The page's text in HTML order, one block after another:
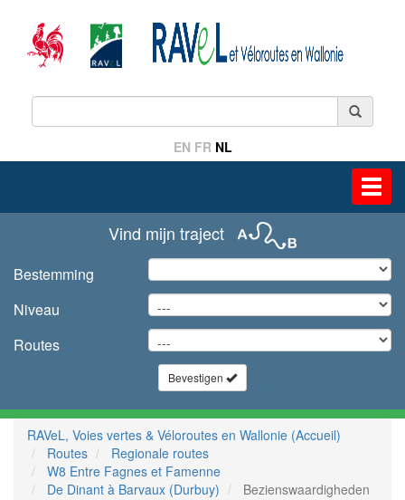
EN FR NL
Vind mijn traject
Bestemming
Niveau
Routes
Bevestigen
RAVeL, Voies vertes & Véloroutes en Wallonie (Accueil)
Routes
Regionale routes
W8 Entre Fagnes et Famenne
De Dinant à Barvaux (Durbuy)
Bezienswaardigheden